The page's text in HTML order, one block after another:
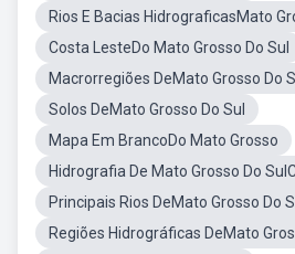
Rios E Bacias HidrograficasMato
Costa LesteDo Mato Grosso Do Sul
Macrorregiões DeMato Grosso Do
Solos DeMato Grosso Do Sul
Mapa Em BrancoDo Mato Grosso
Hidrografia De Mato Grosso Do
Principais Rios DeMato Grosso Do
Regiões Hidrográficas DeMato